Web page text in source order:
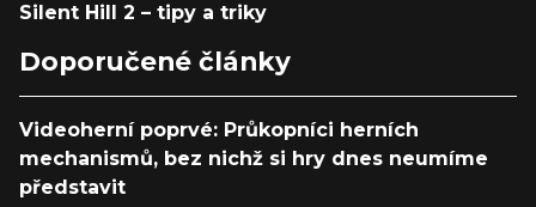
Silent Hill 2 – tipy a triky
Doporučené články
Videoherní poprvé: Průkopníci herních
mechanismů, bez nichž si hry dnes neumíme
představit